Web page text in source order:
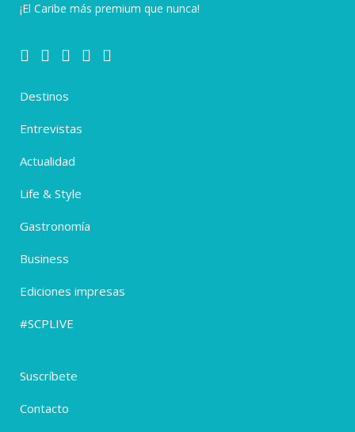
¡El Caribe más premium que nunca!
Destinos
Entrevistas
Actualidad
Life & Style
Gastronomía
Business
Ediciones impresas
#SCPLIVE
Suscríbete
Contacto